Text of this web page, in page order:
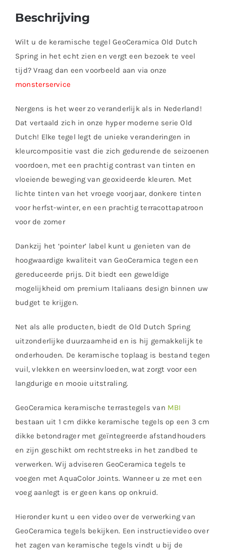
Beschrijving
Wilt u de keramische tegel GeoCeramica Old Dutch
Spring in het echt zien en vergt een bezoek te veel
tijd? Vraag dan een voorbeeld aan via onze
monsterservice
Nergens is het weer zo veranderlijk als in Nederland!
Dat vertaald zich in onze hyper moderne serie Old
Dutch! Elke tegel legt de unieke veranderingen in
kleurcompositie vast die zich gedurende de seizoenen
voordoen, met een prachtig contrast van tinten en
vloeiende beweging van geoxideerde kleuren. Met
lichte tinten van het vroege voorjaar, donkere tinten
voor herfst-winter, en een prachtig terracottapatroon
voor de zomer
Dankzij het ‘pointer’ label kunt u genieten van de
hoogwaardige kwaliteit van GeoCeramica tegen een
gereduceerde prijs. Dit biedt een geweldige
mogelijkheid om premium Italiaans design binnen uw
budget te krijgen.
Net als alle producten, biedt de Old Dutch Spring
uitzonderlijke duurzaamheid en is hij gemakkelijk te
onderhouden. De keramische toplaag is bestand tegen
vuil, vlekken en weersinvloeden, wat zorgt voor een
langdurige en mooie uitstraling.
GeoCeramica keramische terrastegels van MBI
bestaan uit 1 cm dikke keramische tegels op een 3 cm
dikke betondrager met geïntegreerde afstandhouders
en zijn geschikt om rechtstreeks in het zandbed te
verwerken. Wij adviseren GeoCeramica tegels te
voegen met AquaColor Joints. Wanneer u ze met een
voeg aanlegt is er geen kans op onkruid.
Hieronder kunt u een video over de verwerking van
GeoCeramica tegels bekijken. Een instructievideo over
het zagen van keramische tegels vindt u bij de